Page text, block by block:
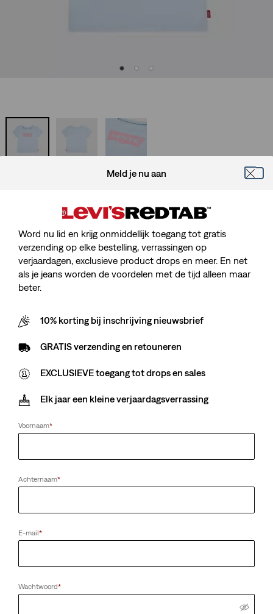
Baby Batwing Tee
is
€ 7,00 Original
Price
Was
€ 13,95
Gratis verzendingvoor Red Tab™ Members
Sale
price
is
€ 7,00 Original
Price
€ 13,95
3M 6M 9M 12M 18M
Klanten zeggenMaatzuiver
Selecteer aantal 1
Selecteer aantal 1
€ 79,99.
Over Deze Stijl
Meld je nu aan
Word nu lid en krijg onmiddellijk toegang tot gratis
verzending op elke bestelling, verrassingen op
verjaardagen, exclusieve product drops en meer. En net
als je jeans worden de voordelen met de tijd alleen maar
beter.
10% korting bij inschrijving nieuwsbrief
GRATIS verzending en retouneren
EXCLUSIEVE toegang tot drops en sales
Elk jaar een kleine verjaardagsverrassing
Voornaam*
Achternaam*
E-mail*
Wachtwoord*